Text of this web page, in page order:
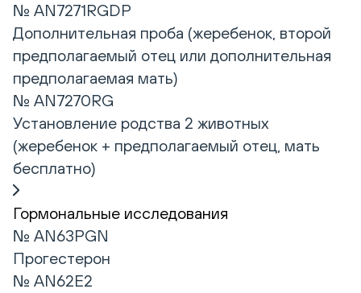
№ AN7271RGDP
Дополнительная проба (жеребенок, второй
предполагаемый отец или дополнительная
предполагаемая мать)
№ AN7270RG
Установление родства 2 животных
(жеребенок + предполагаемый отец, мать
бесплатно)
Гормональные исследования
№ AN63PGN
Прогестерон
№ AN62E2